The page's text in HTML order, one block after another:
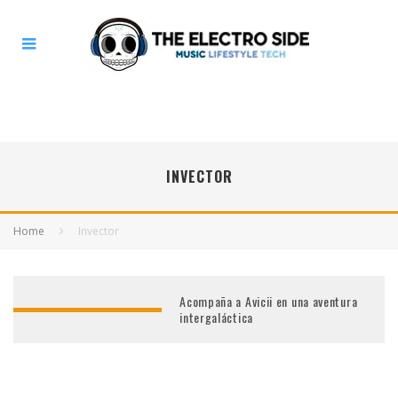
INVECTOR
Home Invector
Acompaña a Avicii en una aventura
intergaláctica